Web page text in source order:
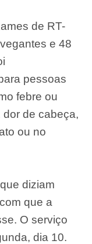
de RT-
e 48
pessoas
febre ou
dor de cabeça,
ou no
diziam
que a
O serviço
dia 10.